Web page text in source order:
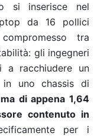
si inserisce nel
da 16 pollici
tra
gli ingegneri
a racchiudere un
in uno chassis di
di appena 1,64
contenuto in
per i